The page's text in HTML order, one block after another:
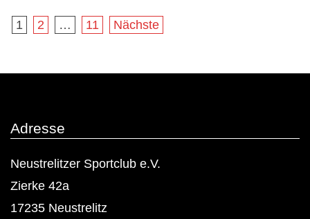
Seitennummerierung
1 2 … 11 Nächste
Adresse
Neustrelitzer Sportclub e.V.
Zierke 42a
17235 Neustrelitz